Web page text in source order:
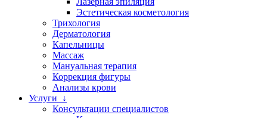
Эстетическая косметология
Трихология
Дерматология
Капельницы
Массаж
Мануальная терапия
Коррекция фигуры
Анализы крови
Услуги ↓
Консультации специалистов